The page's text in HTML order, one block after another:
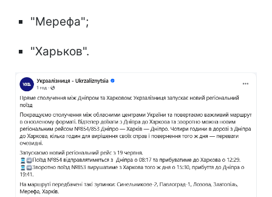
"Мерефа";
"Харьков".